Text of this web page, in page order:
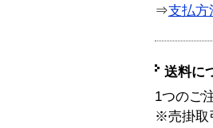
⇒支払方
送料に
1つのご
※売掛取